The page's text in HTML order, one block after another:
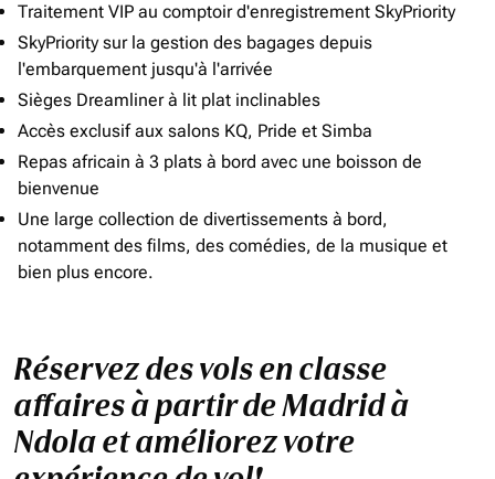
Traitement VIP au comptoir d'enregistrement SkyPriority
SkyPriority sur la gestion des bagages depuis
l'embarquement jusqu'à l'arrivée
Sièges Dreamliner à lit plat inclinables
Accès exclusif aux salons KQ, Pride et Simba
Repas africain à 3 plats à bord avec une boisson de
bienvenue
Une large collection de divertissements à bord,
notamment des films, des comédies, de la musique et
bien plus encore.
Réservez des vols en classe
affaires à partir de Madrid à
Ndola et améliorez votre